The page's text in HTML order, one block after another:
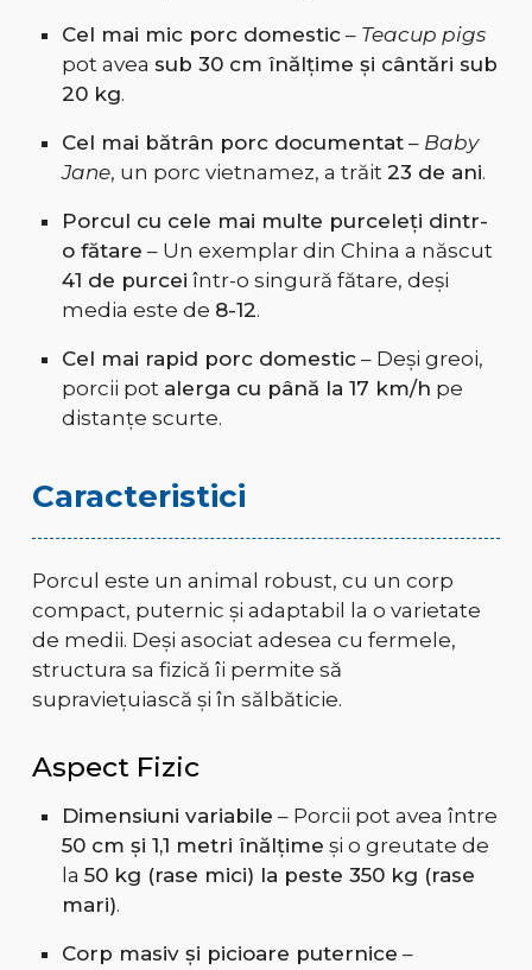
Cel mai mic porc domestic– Teacup pigs
pot avea sub 30 cm înălțime și cântări sub
20 kg.
Cel mai bătrân porc documentat– Baby
Jane, un porc vietnamez, a trăit 23 de ani.
Porcul cu cele mai multe purceleți dintr-
o fătare – Un exemplar din China a născut
41 de purcei într-o singură fătare, deși
media este de 8-12.
Cel mai rapid porc domestic– Deși greoi,
porcii pot alerga cu până la 17 km/h pe
distanțe scurte.
Caracteristici
Porcul este un animal robust, cu un corp
compact, puternic și adaptabil la o varietate
de medii. Deși asociat adesea cu fermele,
structura sa fizică îi permite să
supraviețuiască și în sălbăticie.
Aspect Fizic
Dimensiuni variabile – Porcii pot avea între
50 cm și 1,1 metri înălțime și o greutate de
la 50 kg (rase mici) la peste 350 kg (rase
mari).
Corp masiv și picioare puternice –